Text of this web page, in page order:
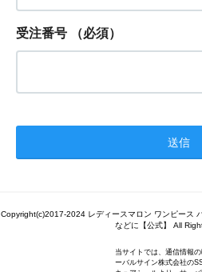
受注番号 （必須）
Copyright(c)2017-2024 レディースマロン ワンピース
などに【公式】 All
当サイトでは、通信情報
ーバルサイン株式会社の